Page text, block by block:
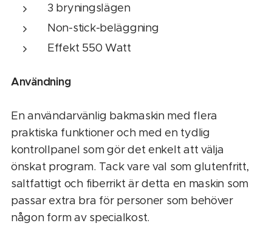
3 bryningslägen
Non-stick-beläggning
Effekt 550 Watt
Användning
En användarvänlig bakmaskin med flera
praktiska funktioner och med en tydlig
kontrollpanel som gör det enkelt att välja
önskat program. Tack vare val som glutenfritt,
saltfattigt och fiberrikt är detta en maskin som
passar extra bra för personer som behöver
någon form av specialkost.